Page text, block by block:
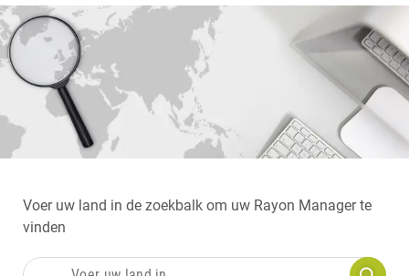
Voer uw land in de zoekbalk om uw Rayon Manager te
vinden